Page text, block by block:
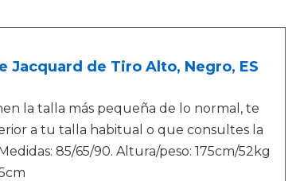
Jacquard de Tiro Alto, Negro, ES
la talla más pequeña de lo normal, te
a tu talla habitual o que consultes la
85/65/90. Altura/peso: 175cm/52kg